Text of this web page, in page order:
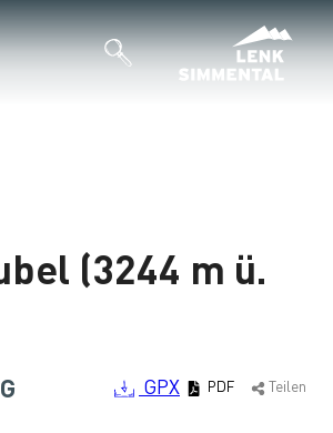
(3244 m ü.
GPX PDF Teilen